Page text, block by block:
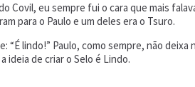
Covil, eu sempre fui o cara que mais
para o Paulo e um deles era o Tsuro.
lindo!” Paulo, como sempre, não deixa
ideia de criar o Selo é Lindo.